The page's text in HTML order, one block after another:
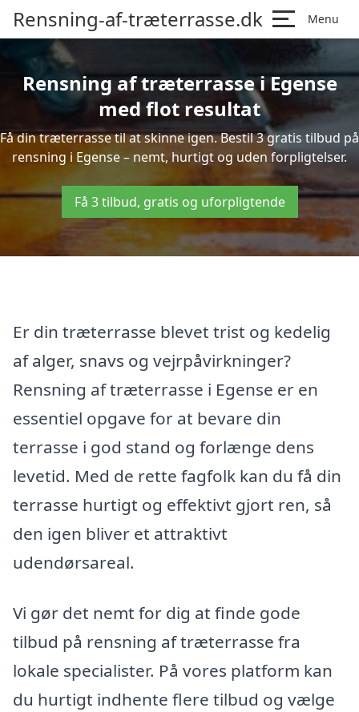
Rensning-af-træterrasse.dk Menu
Rensning af træterrasse i Egense
med flot resultat
Få din træterrasse til at skinne igen. Bestil 3 gratis tilbud på
rensning i Egense – nemt, hurtigt og uden forpligtelser.
Få 3 tilbud, gratis og uforpligtende
Er din træterrasse blevet trist og kedelig
af alger, snavs og vejrpåvirkninger?
Rensning af træterrasse i Egense er en
essentiel opgave for at bevare din
terrasse i god stand og forlænge dens
levetid. Med de rette fagfolk kan du få din
terrasse hurtigt og effektivt gjort ren, så
den igen bliver et attraktivt
udendørsareal.
Vi gør det nemt for dig at finde gode
tilbud på rensning af træterrasse fra
lokale specialister. På vores platform kan
du hurtigt indhente flere tilbud og vælge